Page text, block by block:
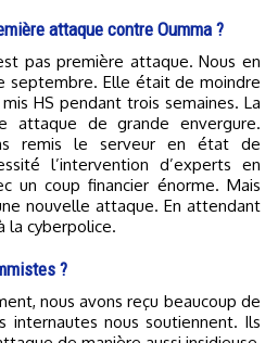
attaque contre Oumma ?
pas première attaque. Nous en
septembre. Elle était de moindre
HS pendant trois semaines. La
attaque de grande envergure.
remis le serveur en état de
l’intervention d’experts en
un coup financier énorme. Mais
nouvelle attaque. En attendant
la cyberpolice.
?
nous avons reçu beaucoup de
internautes nous soutiennent. Ils